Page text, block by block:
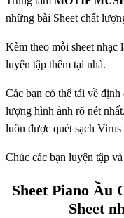
những bài Sheet chất
Kèm theo mỗi sheet nhạc
luyện tập thêm tại nhà.
Các bạn có thể tải về
lượng hình ảnh rõ nét
luôn được quét sạch
Chúc các bạn luyện tập
Sheet Piano Ầu
Sheet